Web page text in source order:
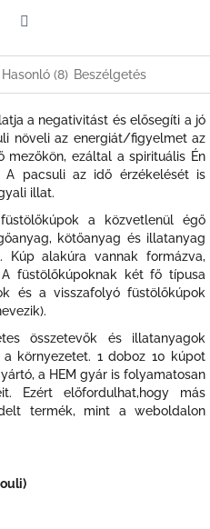
Hasonló (8) Beszélgetés
a negativitást és elősegíti a jó
növeli az energiát/figyelmet az
mezőkön, ezáltal a spirituális Én
A pacsuli az idő érzékelését is
illat.
a közvetlenül égő
kötőanyag és illatanyag
Kúp alakúra vannak formázva,
füstölőkúpoknak két fő típusa
és a visszafolyó füstölőkúpok
összetevők és illatanyagok
környezetet. 1 doboz 10 kúpot
a HEM gyár is folyamatosan
Ezért előfordulhat,hogy más
termék, mint a weboldalon